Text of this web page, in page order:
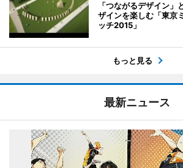
「つながるデザイン
ザインを楽しむ「東京
ッチ2015」
もっと見る
最新ニュース